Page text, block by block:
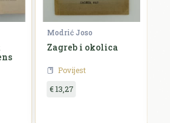
Modrić Joso
Zagreb i okolica
Povijest
€ 13,27